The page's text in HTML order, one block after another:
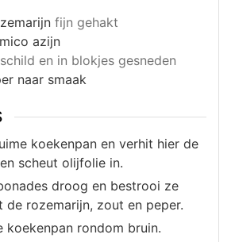
fijn gehakt
azijn
en in blokjes gesneden
naar smaak
koekenpan en verhit hier de
scheut olijfolie in.
droog en bestrooi ze
de rozemarijn, zout en peper.
koekenpan rondom bruin.